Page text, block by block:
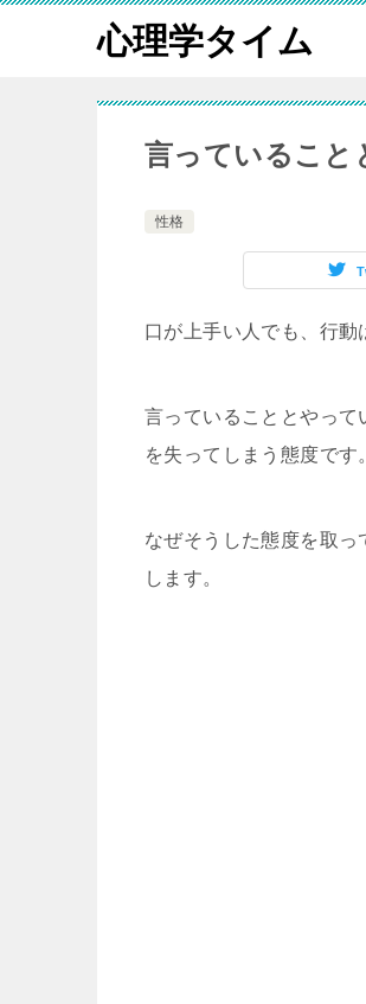
心理学タイム
言っていること
性格
口が上手い人でも、行動
言っていることとやって
を失ってしまう態度です
なぜそうした態度を取
します。